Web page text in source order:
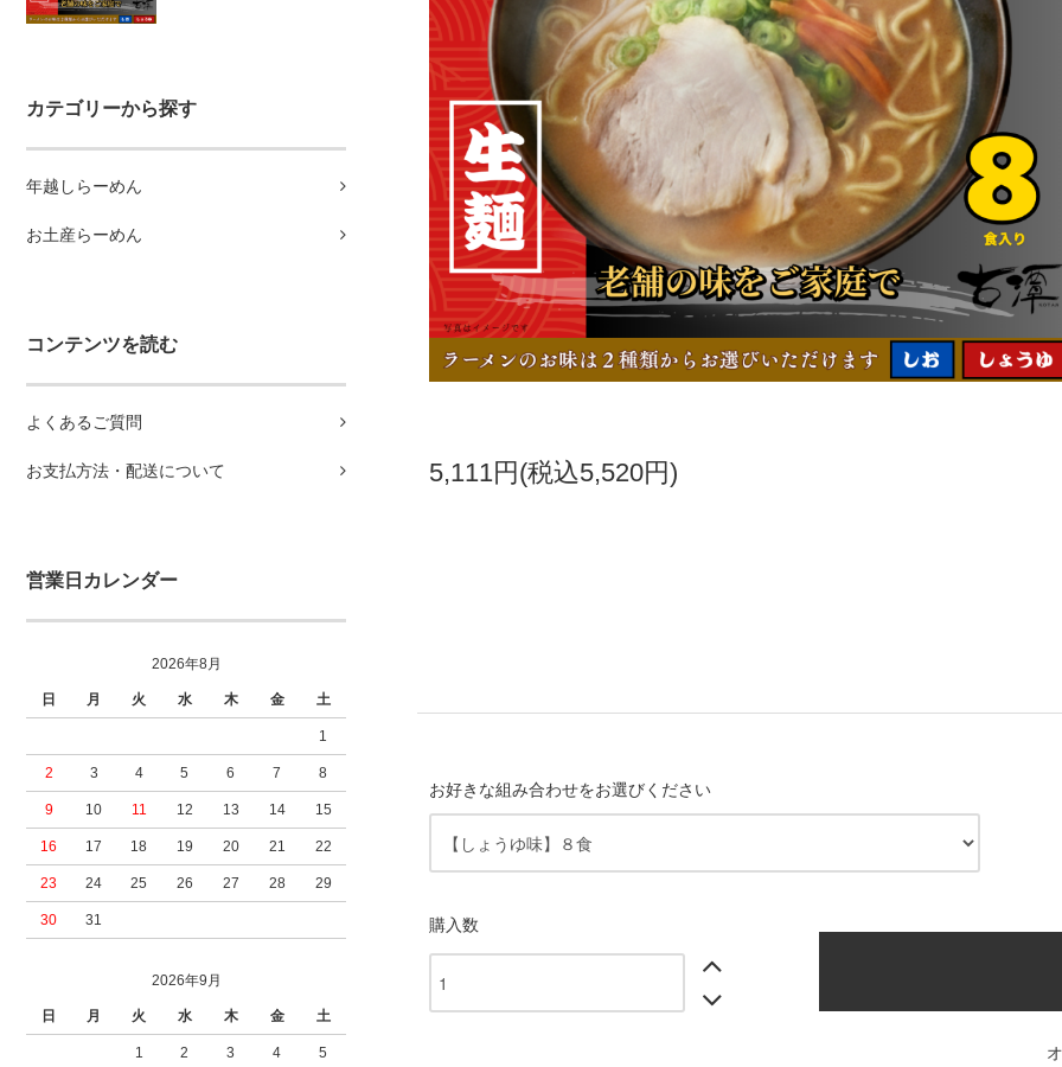
カテゴリーから探す
年越しらーめん
お土産らーめん
コンテンツを読む
よくあるご質問
お支払方法・配送について
営業日カレンダー
2026年8月
日 月 火 水 木 金 土
1
2 3 4 5 6 7 8
9 10 11 12 13 14 15
16 17 18 19 20 21 22
23 24 25 26 27 28 29
30 31
2026年9月
日 月 火 水 木 金 土
1 2 3 4 5
5,111円(税込5,520円)
お好きな組み合わせをお選びください
購入数